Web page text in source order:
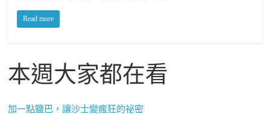
Read more
本週大家都在看
加一點鹽巴，讓沙士變瘋狂的祕密